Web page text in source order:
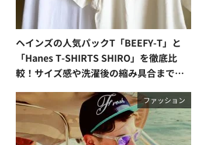
ヘインズの人気パックT「BEEFY-T」と
「Hanes T-SHIRTS SHIRO」を徹底比
較！サイズ感や洗濯後の縮み具合まで正
ファッション